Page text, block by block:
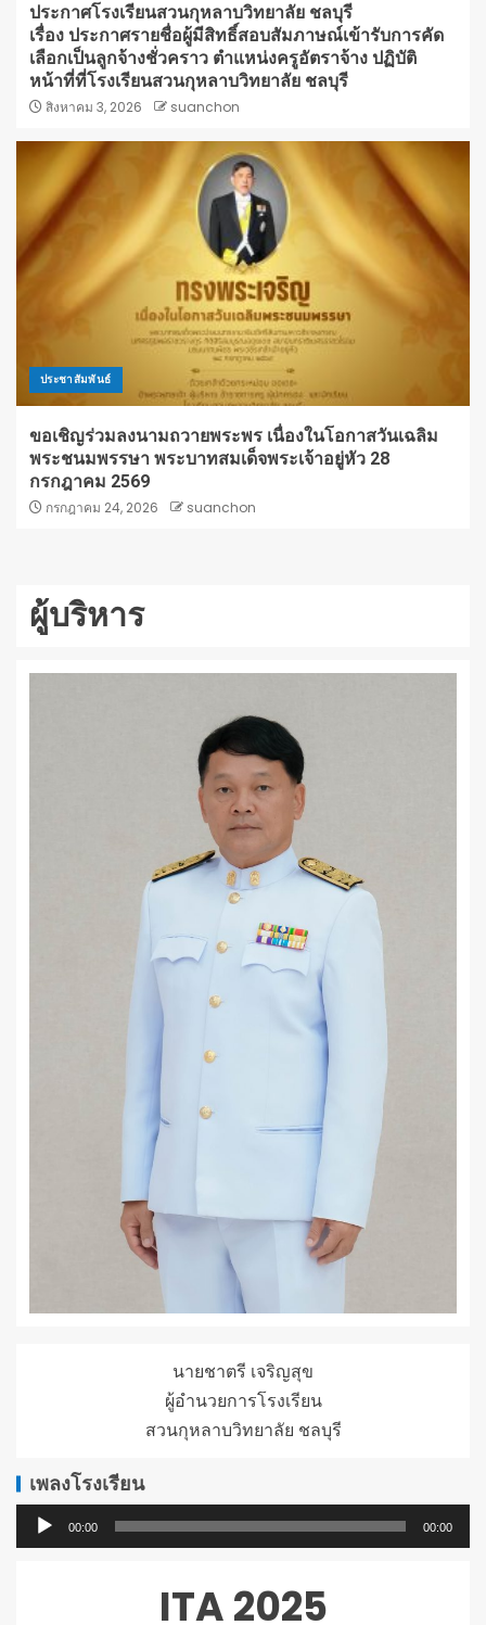
ประกาศโรงเรียนสวนกุหลาบวิทยาลัย ชลบุรี
เรื่อง ประกาศรายชื่อผู้มีสิทธิ์สอบสัมภาษณ์เข้ารับการคัด
เลือกเป็นลูกจ้างชั่วคราว ตำแหน่งครูอัตราจ้าง ปฏิบัติ
หน้าที่ที่โรงเรียนสวนกุหลาบวิทยาลัย ชลบุรี
สิงหาคม 3, 2026 suanchon
ประชาสัมพันธ์
ขอเชิญร่วมลงนามถวายพระพร เนื่องในโอกาสวันเฉลิม
พระชนมพรรษา พระบาทสมเด็จพระเจ้าอยู่หัว 28
กรกฎาคม 2569
กรกฎาคม 24, 2026 suanchon
ผู้บริหาร
นายชาตรี เจริญสุข
ผู้อำนวยการโรงเรียน
สวนกุหลาบวิทยาลัย ชลบุรี
เพลงโรงเรียน
ตัว
00:00 00:00
ITA 2025